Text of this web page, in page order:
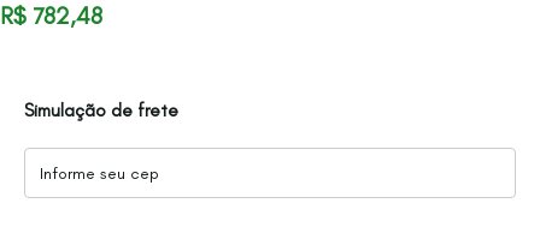
R$ 782,48
Simulação de frete